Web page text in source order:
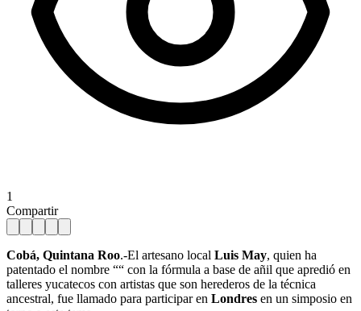
1
Compartir
Cobá, Quintana Roo.-El artesano local Luis May, quien ha
patentado el nombre ““ con la fórmula a base de añil que apredió en
talleres yucatecos con artistas que son herederos de la técnica
ancestral, fue llamado para participar en Londres en un simposio en